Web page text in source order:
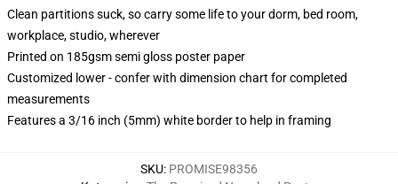
Clean partitions suck, so carry some life to your dorm, bed room,
workplace, studio, wherever
Printed on 185gsm semi gloss poster paper
Customized lower - confer with dimension chart for completed
measurements
Features a 3/16 inch (5mm) white border to help in framing
SKU: PROMISE98356